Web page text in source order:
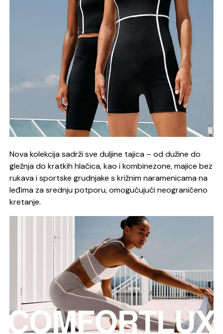
Nova kolekcija sadrži sve duljine tajica – od dužine do
gležnja do kratkih hlačica, kao i kombinezone, majice bez
rukava i sportske grudnjake s križnim naramenicama na
leđima za srednju potporu, omogućujući neograničeno
kretanje.